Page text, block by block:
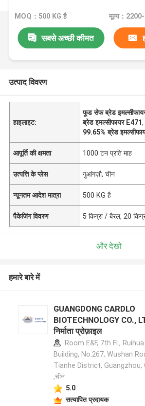
MOQ：500 KG है
सबसे अच्छी कीमत
उत्पाद विवरण
हाइलाइट:
फूड सेफ ब्रेड
ब्रेड इमल्सीफायर E471,
99.65% ब्रेड
आपूर्ति की क्षमता 1000 टन प्रति माह
उत्पत्ति के प्लेस गुआंगज़ौ, चीन
न्यूनतम आदेश मात्रा 500 KG है
पैकेजिंग विवरण 5 किग्रा / बैरल, 20
और देखो
हमारे बारे में
GUANGDONG CARDLO
BIOTECHNOLOGY CO.,
निर्माता प्रोफ़ाइल
Room E&F, 7th Fl., Ruihua
Building, No.267, Wushan
Tianhe District, Guangzhou,
,चीन
5.0
सत्यापित प्रदायक